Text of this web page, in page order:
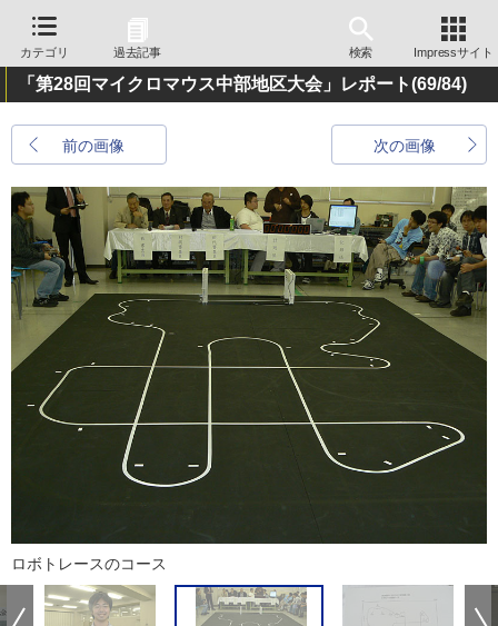
カテゴリ 過去記事 検索 Impressサイト
「第28回マイクロマウス中部地区大会」レポート(69/84)
前の画像 次の画像
ロボトレースのコース